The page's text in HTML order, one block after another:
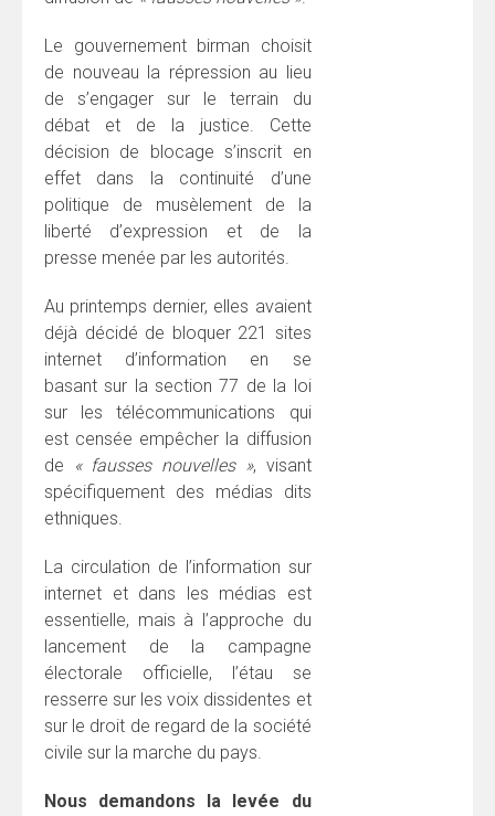
Le gouvernement birman choisit
de nouveau la répression au lieu
de s’engager sur le terrain du
débat et de la justice. Cette
décision de blocage s’inscrit en
effet dans la continuité d’une
politique de musèlement de la
liberté d’expression et de la
presse menée par les autorités.
Au printemps dernier, elles avaient
déjà décidé de bloquer 221 sites
internet d’information en se
basant sur la section 77 de la loi
sur les télécommunications qui
est censée empêcher la diffusion
de
« fausses nouvelles », visant
spécifiquement des médias dits
ethniques.
La circulation de l’information sur
internet et dans les médias est
essentielle, mais à l’approche du
lancement de la campagne
électorale officielle, l’étau se
resserre sur les voix dissidentes et
sur le droit de regard de la société
civile sur la marche du pays.
Nous demandons la levée du